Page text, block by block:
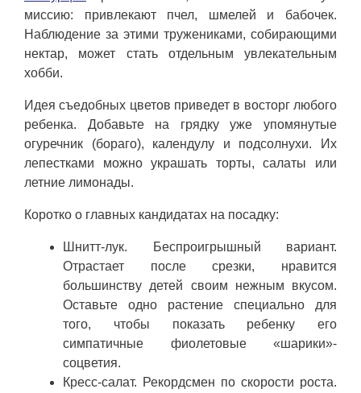
миссию: привлекают пчел, шмелей и бабочек.
Наблюдение за этими тружениками, собирающими
нектар, может стать отдельным увлекательным
хобби.
Идея съедобных цветов приведет в восторг любого
ребенка. Добавьте на грядку уже упомянутые
огуречник (бораго), календулу и подсолнухи. Их
лепестками можно украшать торты, салаты или
летние лимонады.
Коротко о главных кандидатах на посадку:
Шнитт-лук. Беспроигрышный вариант.
Отрастает после срезки, нравится
большинству детей своим нежным вкусом.
Оставьте одно растение специально для
того, чтобы показать ребенку его
симпатичные фиолетовые «шарики»-
соцветия.
Кресс-салат. Рекордсмен по скорости роста.